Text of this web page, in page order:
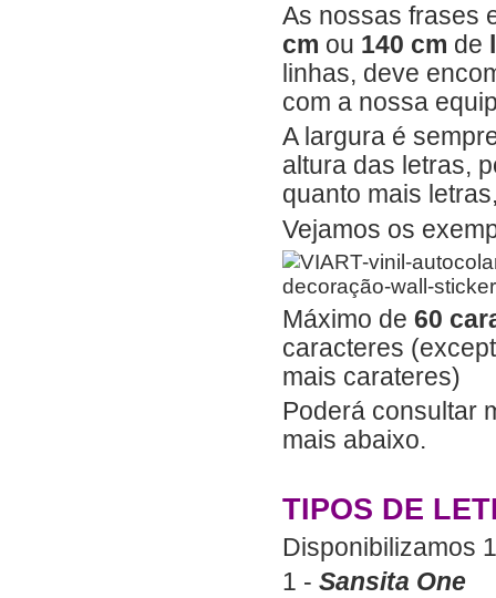
As nossas frases
cm ou 140 cm de
linhas, deve
com a nossa
A largura é
altura das letras,
quanto mais
Vejamos os
Máximo de 60
caracteres
mais carateres)
Poderá consultar
mais abaixo.
TIPOS DE
Disponibilizamos
1 - Sansita One